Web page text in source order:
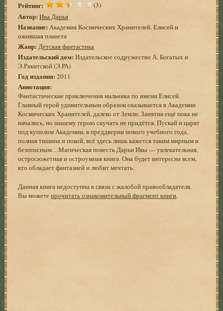
Рейтинг: (3)
Автор: Ива Дарья
Название: Академия Космических Хранителей. Елисей и
ожившая планета
Жанр: Детская фантастика
Издательский дом: Издательское содружество А. Богатых и
Э.Ракитской (Э.РА)
Год издания:2011
Аннотация:
Фантастические приключения мальчика по имени Елисей.
Главный герой удивительным образом оказывается в Академии
Космических Хранителей, далеко от Земли. Занятия ещё пока не
начались, но нашему герою скучать не придётся. Пускай и царят
под куполом Академии, в преддверии нового учебного года,
полная тишина и покой, всё здесь лишь кажется таким мирным и
безопасным…Магическая повесть Дарьи Ивы — увлекательная,
остросюжетная и остроумная книга. Она будет интересна всем,
кто обладает фантазией и любит мечтать.
Данная книга недоступна в связи с жалобой правообладателя.
Вы можетепрочитать ознакомительный фрагмент книги.